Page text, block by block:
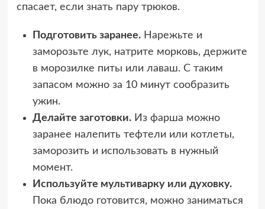
спасает, если знать пару трюков.
Подготовить заранее.Нарежьте и
заморозьте лук, натрите морковь, держите
в морозилке питы или лаваш. С таким
запасом можно за 10 минут сообразить
ужин.
Делайте заготовки.Из фарша можно
заранее налепить тефтели или котлеты,
заморозить и использовать в нужный
момент.
Используйте мультиварку или духовку.
Пока блюдо готовится, можно заниматься